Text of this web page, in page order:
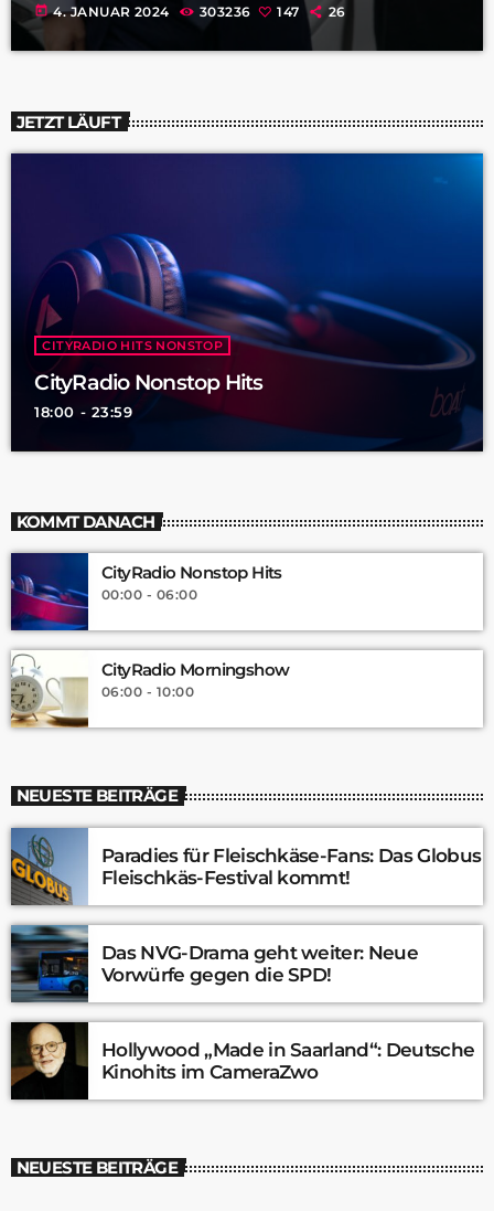
today 4. JANUAR 2024 303236 147 26
JETZT LÄUFT
CITYRADIO HITS NONSTOP
CityRadio Nonstop Hits
18:00 - 23:59
KOMMT DANACH
CityRadio Nonstop Hits
00:00 - 06:00
CityRadio Morningshow
06:00 - 10:00
NEUESTE BEITRÄGE
Paradies für Fleischkäse-Fans: Das Globus
Fleischkäs-Festival kommt!
Das NVG-Drama geht weiter: Neue
Vorwürfe gegen die SPD!
Hollywood „Made in Saarland“: Deutsche
Kinohits im CameraZwo
NEUESTE BEITRÄGE